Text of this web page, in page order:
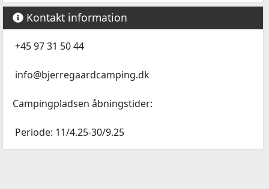
Kontakt information
+45 97 31 50 44
info@bjerregaardcamping.dk
Campingpladsen åbningstider:
Periode: 11/4.25-30/9.25